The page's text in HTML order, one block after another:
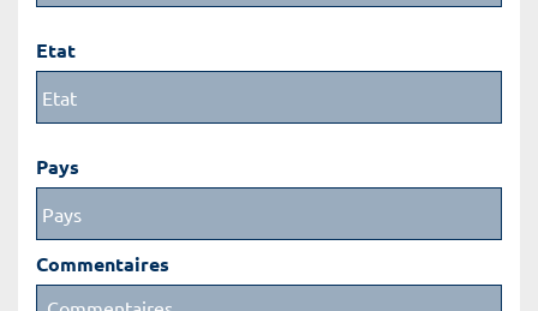
Etat
Pays
Commentaires